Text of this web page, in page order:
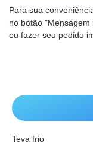
Para sua
no botão
ou fazer seu pedido
Teva frio